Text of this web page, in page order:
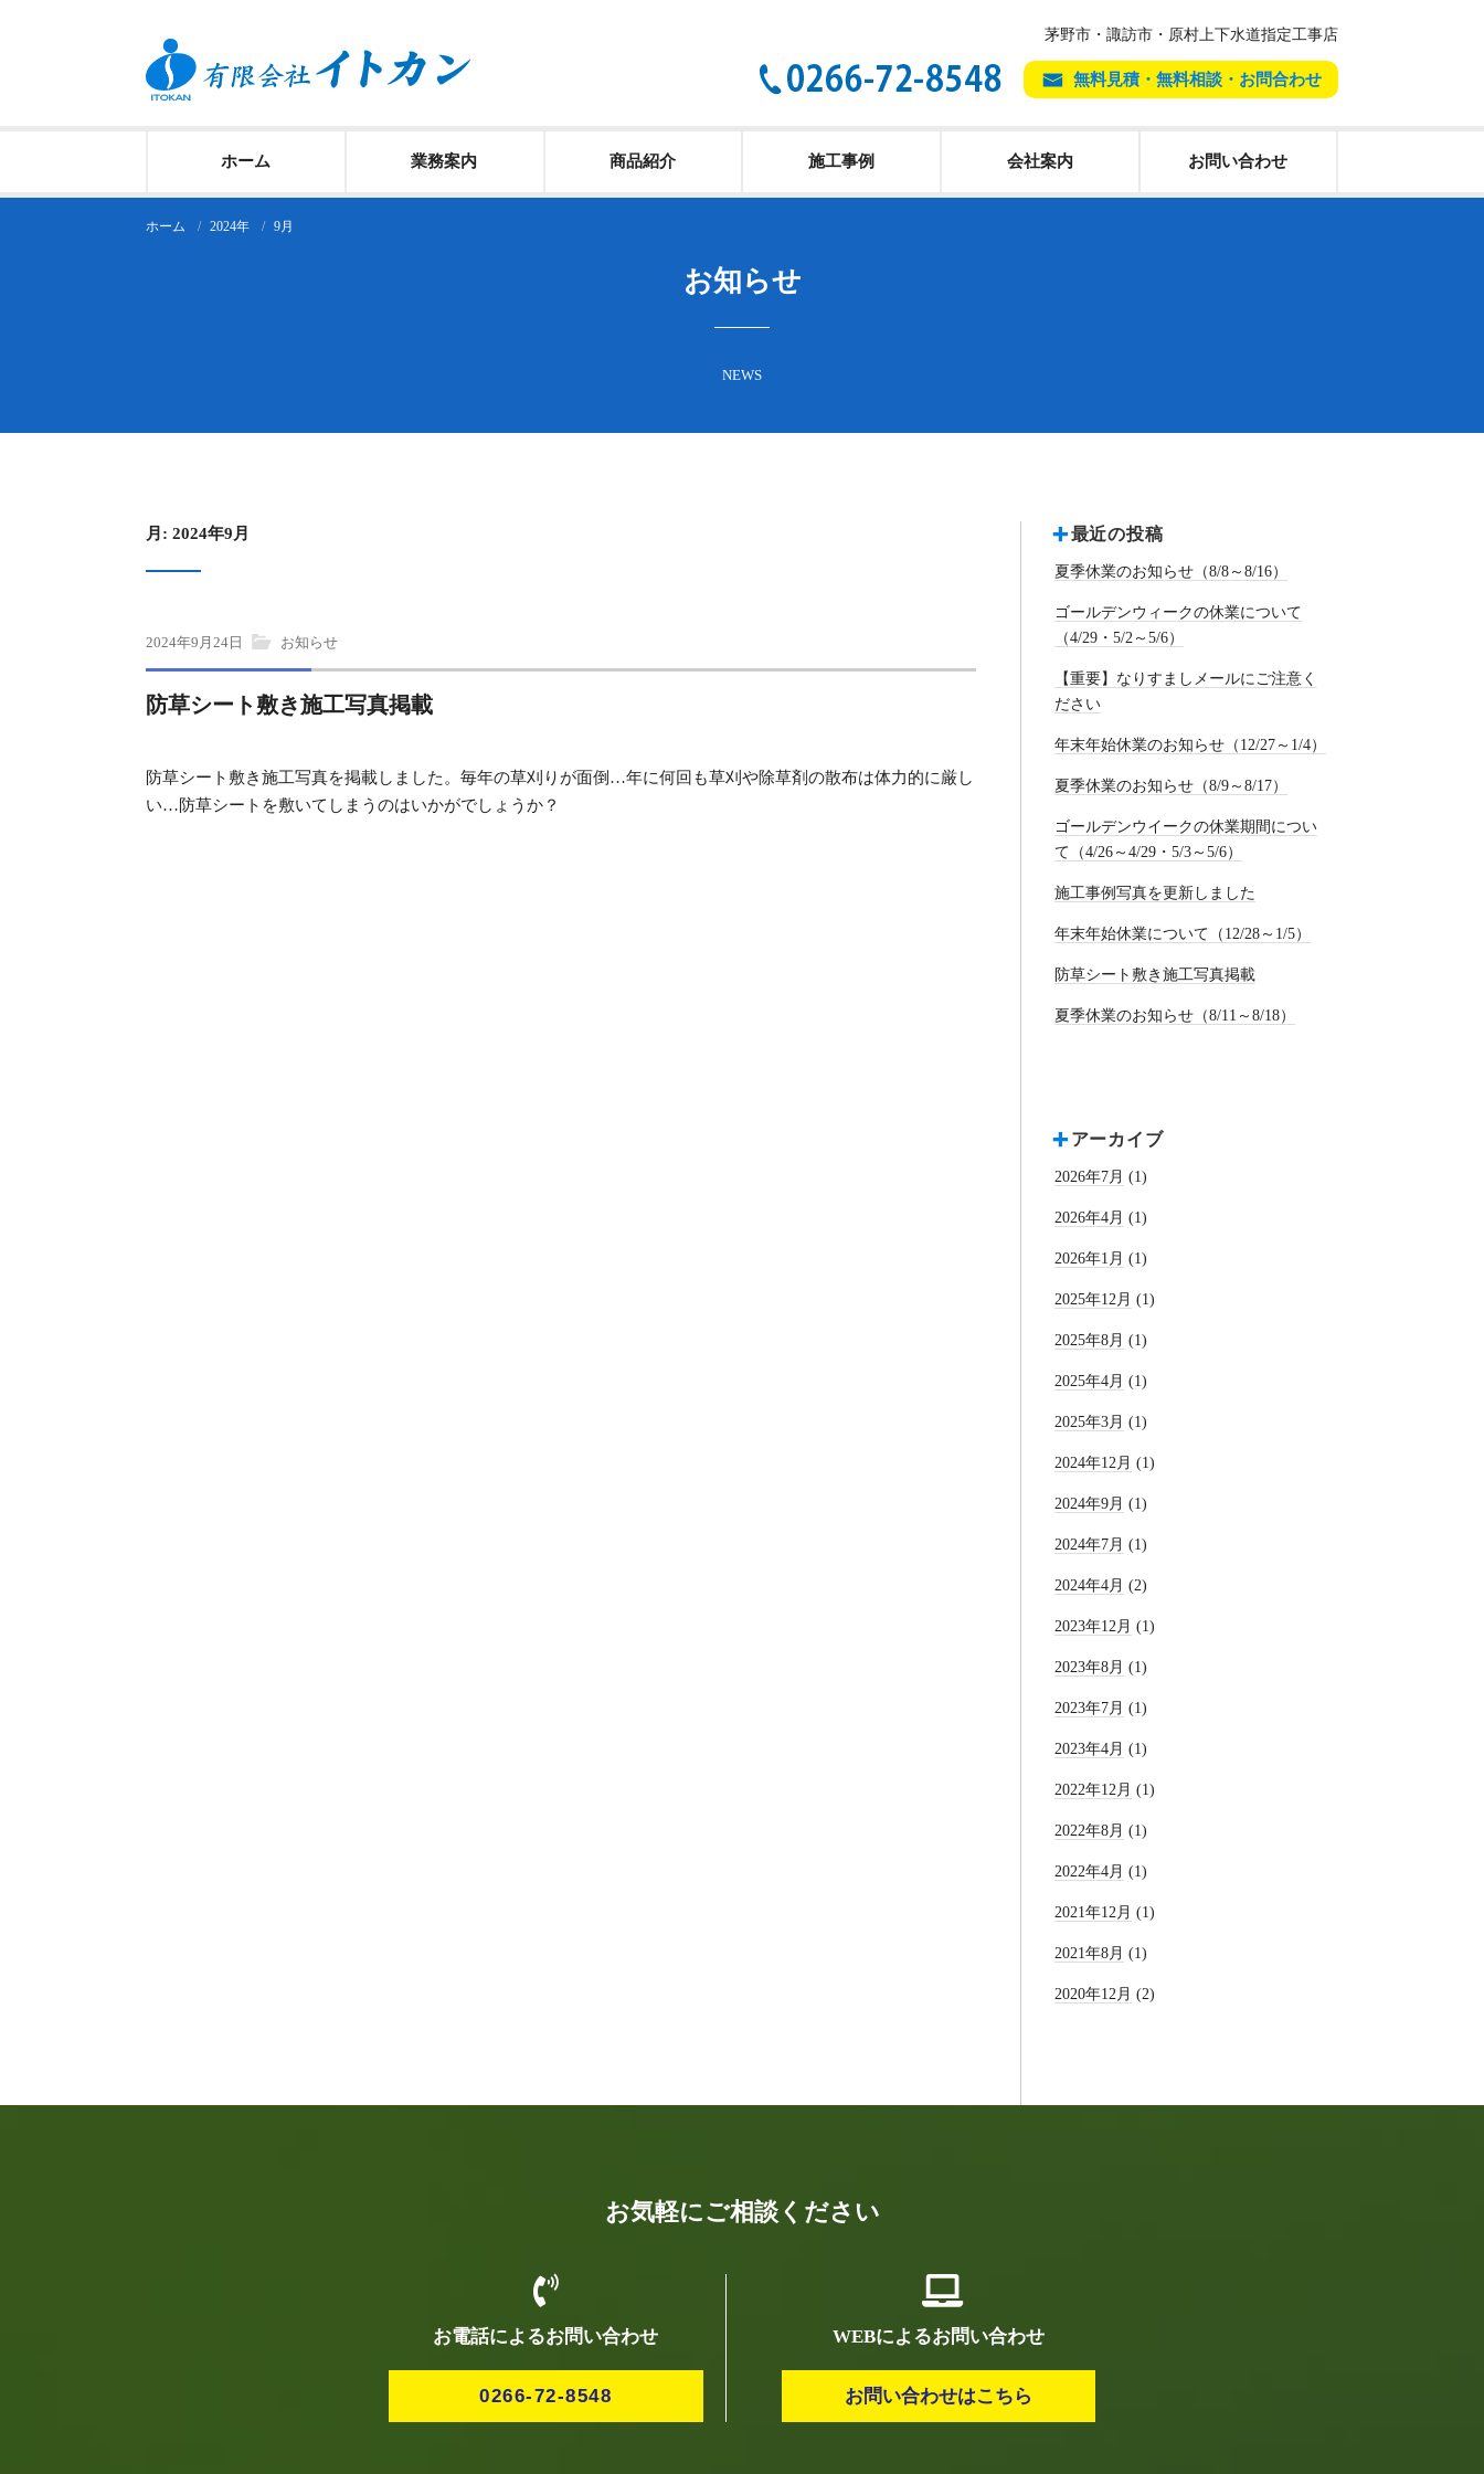
ス
茅野市・諏訪市・原村上下水道指定工事店
無料見積・無料相談・お問合わせ
ホーム 業務案内 商品紹介 施工事例 会社案内 お問い合わせ
ホーム 2024年 9月
お知らせ
NEWS
月: 2024年9月
2024年9月24日 お知らせ
防草シート敷き施工写真掲載
防草シート敷き施工写真を掲載しました。毎年の草刈りが面倒…年に何回も草刈や除草剤の散布は体力的に厳し
い…防草シートを敷いてしまうのはいかがでしょうか？
最近の投稿
夏季休業のお知らせ（8/8～8/16）
ゴールデンウィークの休業について
（4/29・5/2～5/6）
【重要】なりすましメールにご注意く
ださい
年末年始休業のお知らせ（12/27～1/4）
夏季休業のお知らせ（8/9～8/17）
ゴールデンウイークの休業期間につい
て（4/26～4/29・5/3～5/6）
施工事例写真を更新しました
年末年始休業について（12/28～1/5）
防草シート敷き施工写真掲載
夏季休業のお知らせ（8/11～8/18）
アーカイブ
2026年7月 (1)
2026年4月 (1)
2026年1月 (1)
2025年12月 (1)
2025年8月 (1)
2025年4月 (1)
2025年3月 (1)
2024年12月 (1)
2024年9月 (1)
2024年7月 (1)
2024年4月 (2)
2023年12月 (1)
2023年8月 (1)
2023年7月 (1)
2023年4月 (1)
2022年12月 (1)
2022年8月 (1)
2022年4月 (1)
2021年12月 (1)
2021年8月 (1)
2020年12月 (2)
お気軽にご相談ください
お電話によるお問い合わせ
0266-72-8548
WEBによるお問い合わせ
お問い合わせはこちら